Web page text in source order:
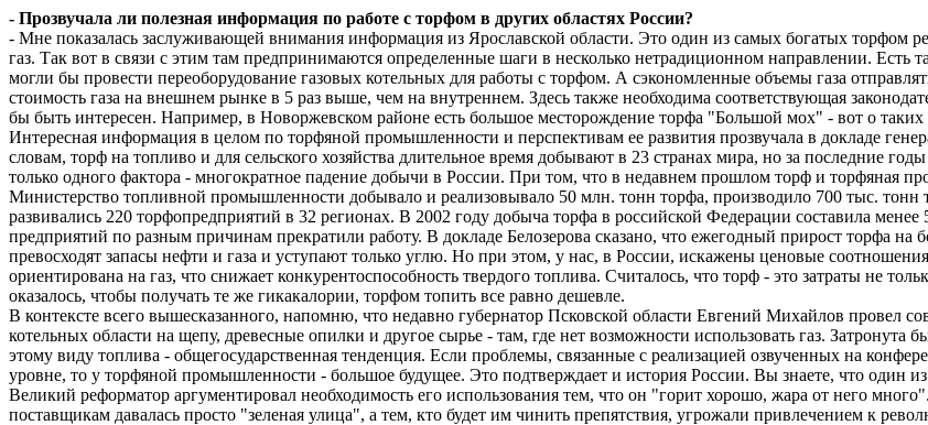
- Прозвучала ли полезная информация по работе с торфом в других областях России?
- Мне показалась заслуживающей внимания информация из Ярославской области. Это один из самых богатых торфом
газ. Так вот в связи с этим там предпринимаются определенные шаги в несколько нетрадиционном направлении. Есть
могли бы провести переоборудование газовых котельных для работы с торфом. А сэкономленные объемы газа
стоимость газа на внешнем рынке в 5 раз выше, чем на внутреннем. Здесь также необходима соответствующая
бы быть интересен. Например, в Новоржевском районе есть большое месторождение торфа "Большой мох" - вот о таких
Интересная информация в целом по торфяной промышленности и перспективам ее развития прозвучала в докладе
словам, торф на топливо и для сельского хозяйства длительное время добывают в 23 странах мира, но за последние
только одного фактора - многократное падение добычи в России. При том, что в недавнем прошлом торф и торфяная
Министерство топливной промышленности добывало и реализовывало 50 млн. тонн торфа, производило 700 тыс. тонн
развивались 220 торфопредприятий в 32 регионах. В 2002 году добыча торфа в российской Федерации составила
предприятий по разным причинам прекратили работу. В докладе Белозерова сказано, что ежегодный прирост торфа на
превосходят запасы нефти и газа и уступают только углю. Но при этом, у нас, в России, искажены ценовые
ориентирована на газ, что снижает конкурентоспособность твердого топлива. Считалось, что торф - это затраты не
оказалось, чтобы получать те же гикакалории, торфом топить все равно дешевле.
В контексте всего вышесказанного, напомню, что недавно губернатор Псковской области Евгений Михайлов провел
котельных области на щепу, древесные опилки и другое сырье - там, где нет возможности использовать газ.
этому виду топлива - общегосударственная тенденция. Если проблемы, связанные с реализацией озвученных на
уровне, то у торфяной промышленности - большое будущее. Это подтверждает и история России. Вы знаете, что один из
Великий реформатор аргументировал необходимость его использования тем, что он "горит хорошо, жара от него
поставщикам давалась просто "зеленая улица", а тем, кто будет им чинить препятствия, угрожали привлечением к